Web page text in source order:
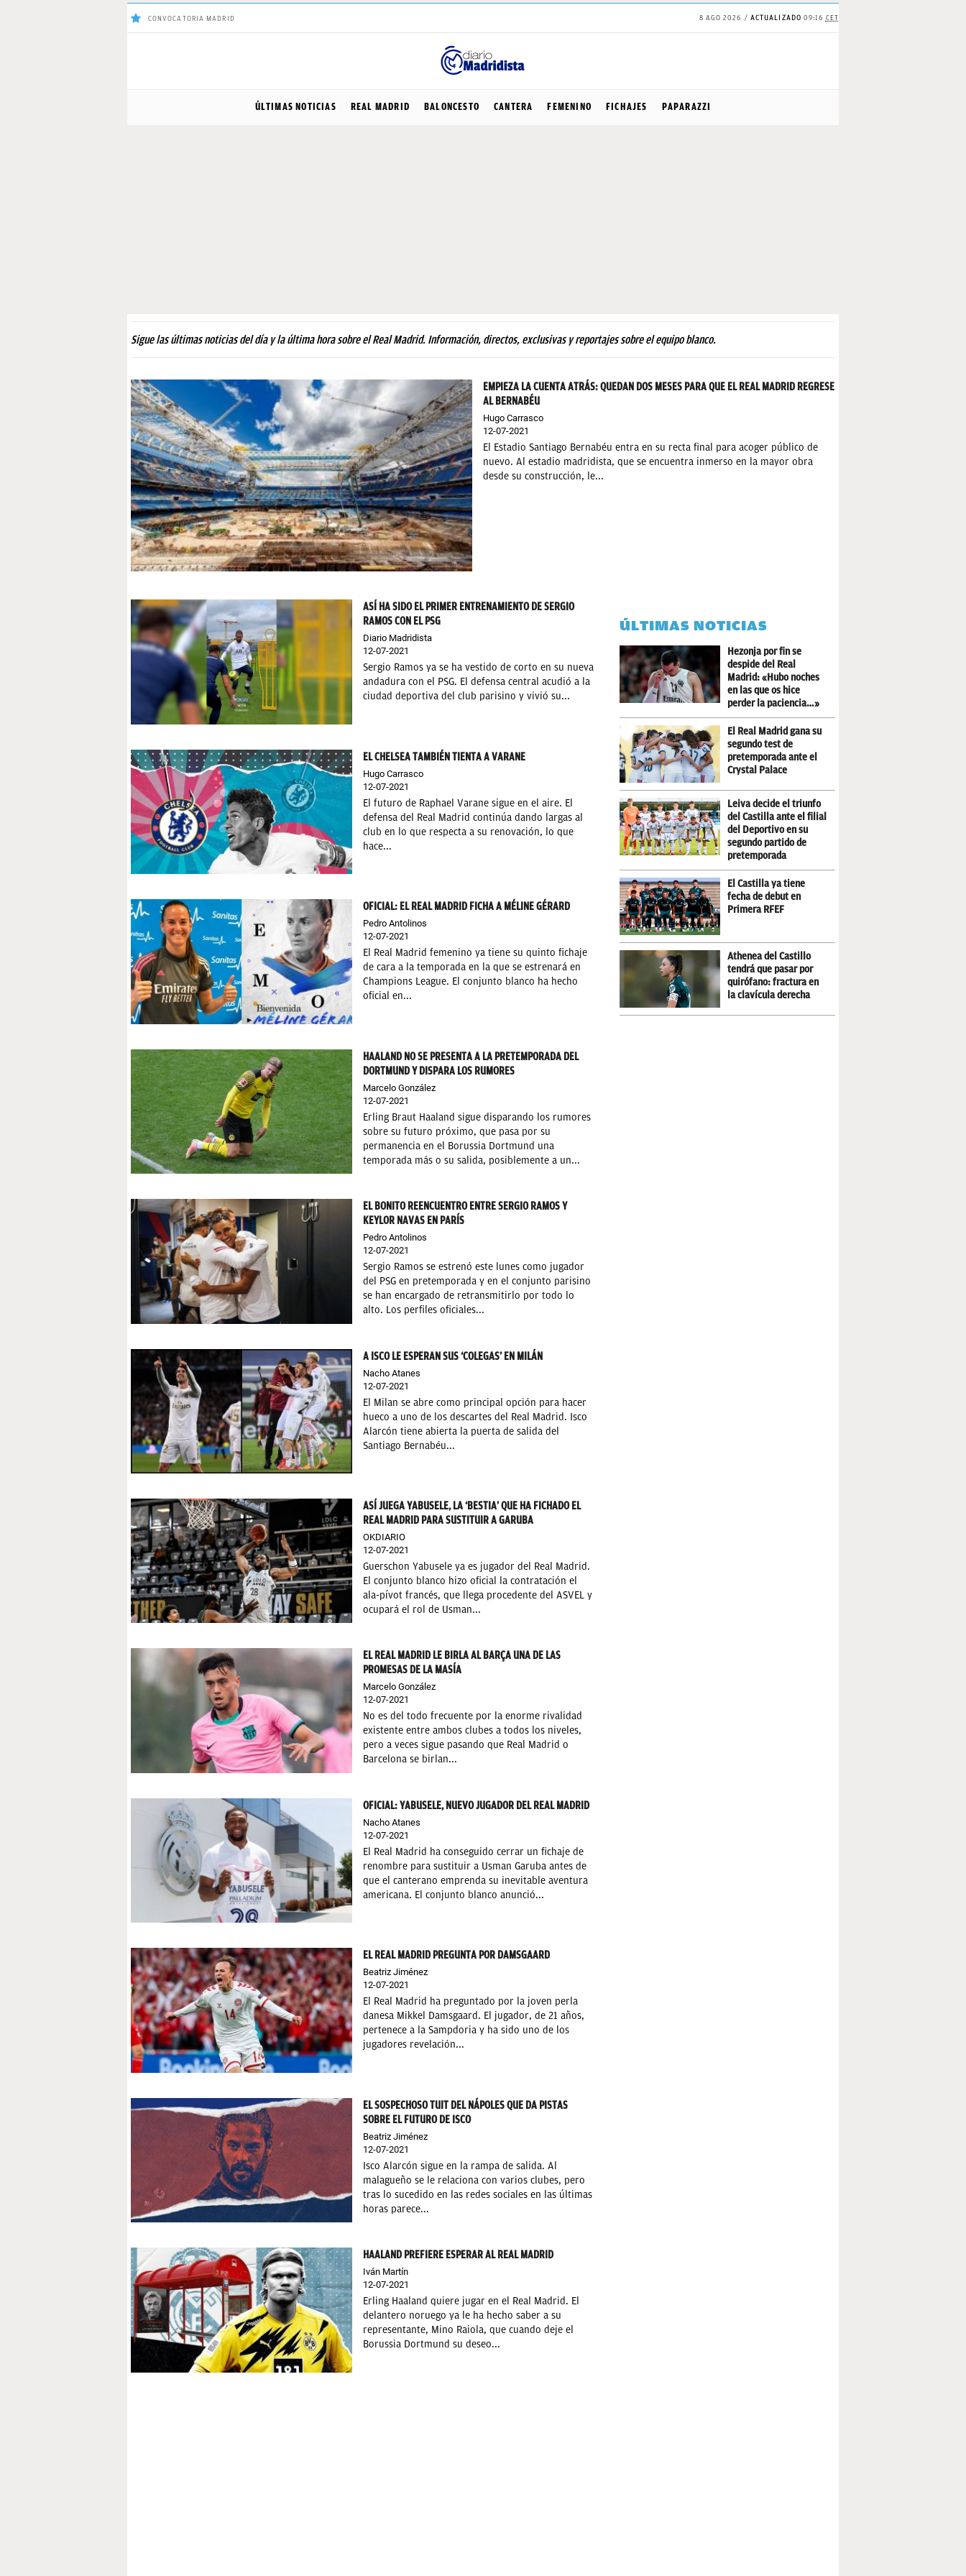
CONVOCATORIA MADRID 8 AGO 2026 ACTUALIZADO 09:16 CET
PAPARAZZI
ÚLTIMAS NOTICIAS REAL MADRID BALONCESTO CANTERA FEMENINO FICHAJES PAPARAZZI
Sigue las últimas noticias del día y la última hora sobre el Real Madrid. Información, directos, exclusivas y reportajes sobre el equipo blanco.
EMPIEZA LA CUENTA ATRÁS: QUEDAN DOS MESES PARA QUE EL REAL MADRID REGRESE
AL BERNABÉU
Hugo Carrasco
12-07-2021
El Estadio Santiago Bernabéu entra en su recta final para acoger público de
nuevo. Al estadio madridista, que se encuentra inmerso en la mayor obra
desde su construcción, le...
ASÍ HA SIDO EL PRIMER ENTRENAMIENTO DE SERGIO
RAMOS CON EL PSG
Diario Madridista
12-07-2021
Sergio Ramos ya se ha vestido de corto en su nueva
andadura con el PSG. El defensa central acudió a la
ciudad deportiva del club parisino y vivió su...
EL CHELSEA TAMBIÉN TIENTA A VARANE
Hugo Carrasco
12-07-2021
El futuro de Raphael Varane sigue en el aire. El
defensa del Real Madrid continúa dando largas al
club en lo que respecta a su renovación, lo que
hace...
OFICIAL: EL REAL MADRID FICHA A MÉLINE GÉRARD
Pedro Antolinos
12-07-2021
El Real Madrid femenino ya tiene su quinto fichaje
de cara a la temporada en la que se estrenará en
Champions League. El conjunto blanco ha hecho
oficial en...
HAALAND NO SE PRESENTA A LA PRETEMPORADA DEL
DORTMUND Y DISPARA LOS RUMORES
Marcelo González
12-07-2021
Erling Braut Haaland sigue disparando los rumores
sobre su futuro próximo, que pasa por su
permanencia en el Borussia Dortmund una
temporada más o su salida, posiblemente a un...
EL BONITO REENCUENTRO ENTRE SERGIO RAMOS Y
KEYLOR NAVAS EN PARÍS
Pedro Antolinos
12-07-2021
Sergio Ramos se estrenó este lunes como jugador
del PSG en pretemporada y en el conjunto parisino
se han encargado de retransmitirlo por todo lo
alto. Los perfiles oficiales...
A ISCO LE ESPERAN SUS ‘COLEGAS’ EN MILÁN
Nacho Atanes
12-07-2021
El Milan se abre como principal opción para hacer
hueco a uno de los descartes del Real Madrid. Isco
Alarcón tiene abierta la puerta de salida del
Santiago Bernabéu...
ASÍ JUEGA YABUSELE, LA ‘BESTIA’ QUE HA FICHADO EL
REAL MADRID PARA SUSTITUIR A GARUBA
OKDIARIO
12-07-2021
Guerschon Yabusele ya es jugador del Real Madrid.
El conjunto blanco hizo oficial la contratación el
ala-pívot francés, que llega procedente del ASVEL y
ocupará el rol de Usman...
EL REAL MADRID LE BIRLA AL BARÇA UNA DE LAS
PROMESAS DE LA MASÍA
Marcelo González
12-07-2021
No es del todo frecuente por la enorme rivalidad
existente entre ambos clubes a todos los niveles,
pero a veces sigue pasando que Real Madrid o
Barcelona se birlan...
OFICIAL: YABUSELE, NUEVO JUGADOR DEL REAL MADRID
Nacho Atanes
12-07-2021
El Real Madrid ha conseguido cerrar un fichaje de
renombre para sustituir a Usman Garuba antes de
que el canterano emprenda su inevitable aventura
americana. El conjunto blanco anunció...
EL REAL MADRID PREGUNTA POR DAMSGAARD
Beatriz Jiménez
12-07-2021
El Real Madrid ha preguntado por la joven perla
danesa Mikkel Damsgaard. El jugador, de 21 años,
pertenece a la Sampdoria y ha sido uno de los
jugadores revelación...
EL SOSPECHOSO TUIT DEL NÁPOLES QUE DA PISTAS
SOBRE EL FUTURO DE ISCO
Beatriz Jiménez
12-07-2021
Isco Alarcón sigue en la rampa de salida. Al
malagueño se le relaciona con varios clubes, pero
tras lo sucedido en las redes sociales en las últimas
horas parece...
HAALAND PREFIERE ESPERAR AL REAL MADRID
Iván Martín
12-07-2021
Erling Haaland quiere jugar en el Real Madrid. El
delantero noruego ya le ha hecho saber a su
representante, Mino Raiola, que cuando deje el
Borussia Dortmund su deseo...
ÚLTIMAS NOTICIAS
Hezonja por fin se
despide del Real
Madrid: «Hubo noches
en las que os hice
perder la paciencia…»
El Real Madrid gana su
segundo test de
pretemporada ante el
Crystal Palace
Leiva decide el triunfo
del Castilla ante el filial
del Deportivo en su
segundo partido de
pretemporada
El Castilla ya tiene
fecha de debut en
Primera RFEF
Athenea del Castillo
tendrá que pasar por
quirófano: fractura en
la clavícula derecha